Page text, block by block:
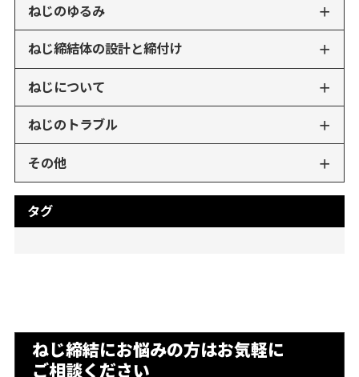
ねじのゆるみ
ねじ締結体の設計と締付け
ねじについて
ねじのトラブル
その他
タグ
ねじ締結にお悩みの方はお気軽に
ご相談ください